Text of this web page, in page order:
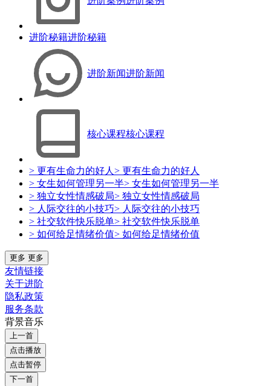
进阶秘籍进阶秘籍
进阶新闻进阶新闻
核心课程核心课程
> 更有生命力的好人 > 更有生命力的好人
> 女生如何管理另一半> 女生如何管理另一半
> 独立女性情感破局> 独立女性情感破局
> 人际交往的小技巧> 人际交往的小技巧
> 社交软件快乐脱单> 社交软件快乐脱单
> 如何给足情绪价值> 如何给足情绪价值
更多 更多
友情链接
关于进阶
隐私政策
服务条款
背景音乐
上一首
点击播放
点击暂停
下一首